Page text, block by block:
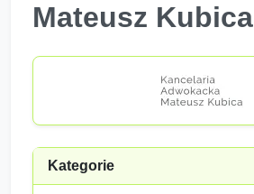
Mateusz Kubica
Kategorie